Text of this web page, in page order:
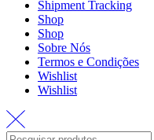
Shipment Tracking
Shop
Shop
Sobre Nós
Termos e Condições
Wishlist
Wishlist